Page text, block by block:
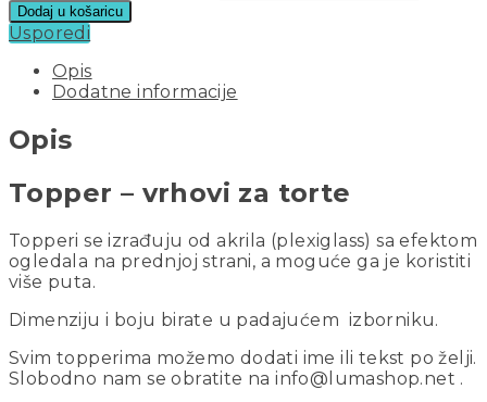
Dodaj u košaricu
Usporedi
Opis
Dodatne informacije
Opis
Topper – vrhovi za torte
Topperi se izrađuju od akrila (plexiglass) sa efektom
ogledala na prednjoj strani, a moguće ga je koristiti
više puta.
Dimenziju i boju birate u padajućem izborniku.
Svim topperima možemo dodati ime ili tekst po želji.
Slobodno nam se obratite na info@lumashop.net .